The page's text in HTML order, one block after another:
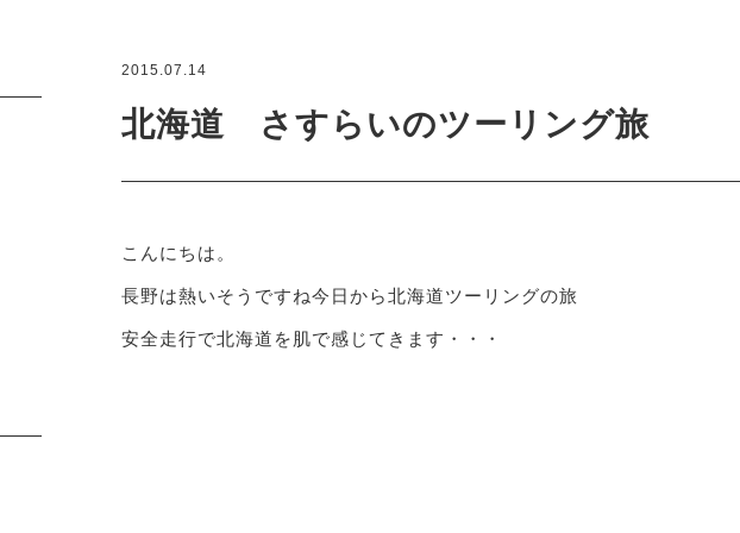
2015.07.14
北海道 さすらいのツーリング旅
こんにちは。
長野は熱いそうですね今日から北海道ツーリングの旅
安全走行で北海道を肌で感じてきます・・・